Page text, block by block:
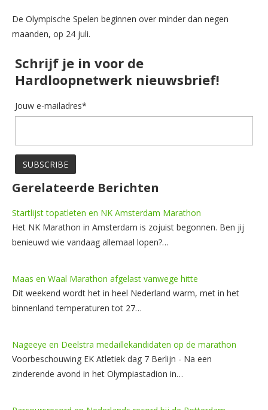
De Olympische Spelen beginnen over minder dan negen
maanden, op 24 juli.
Schrijf je in voor de
Hardloopnetwerk nieuwsbrief!
Jouw e-mailadres*
Gerelateerde Berichten
Startlijst topatleten en NK Amsterdam Marathon
Het NK Marathon in Amsterdam is zojuist begonnen. Ben jij
benieuwd wie vandaag allemaal lopen?…
Maas en Waal Marathon afgelast vanwege hitte
Dit weekend wordt het in heel Nederland warm, met in het
binnenland temperaturen tot 27…
Nageeye en Deelstra medaillekandidaten op de marathon
Voorbeschouwing EK Atletiek dag 7 Berlijn - Na een
zinderende avond in het Olympiastadion in…